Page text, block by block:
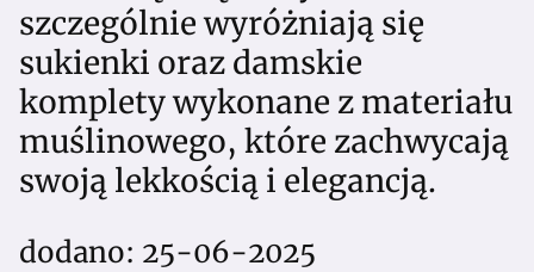
szczególnie wyróżniają się
sukienki oraz damskie
komplety wykonane z materiału
muślinowego, które zachwycają
swoją lekkością i elegancją.
dodano: 25-06-2025